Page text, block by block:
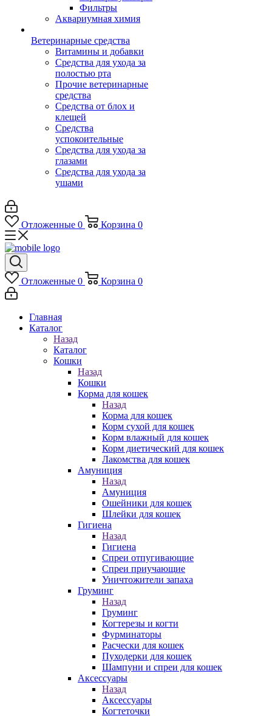
Фильтры
Аквариумная химия
Ветеринарные средства
Витамины и добавки
Средства для ухода за
полостью рта
Прочие ветеринарные
средства
Средства от блох и
клещей
Средства
успокоительные
Средства для ухода за
глазами
Средства для ухода за
ушами
Отложенные 0 Корзина 0
Отложенные 0 Корзина 0
Главная
Каталог
Назад
Каталог
Кошки
Назад
Кошки
Корма для кошек
Назад
Корма для кошек
Корм сухой для кошек
Корм влажный для кошек
Корм диетический для кошек
Лакомства для кошек
Амуниция
Назад
Амуниция
Ошейники для кошек
Шлейки для кошек
Гигиена
Назад
Гигиена
Спреи отпугивающие
Спреи приучающие
Уничтожители запаха
Груминг
Назад
Груминг
Когтерезы и когти
Фурминаторы
Расчески для кошек
Пуходерки для кошек
Шампуни и спреи для кошек
Аксессуары
Назад
Аксессуары
Когтеточки